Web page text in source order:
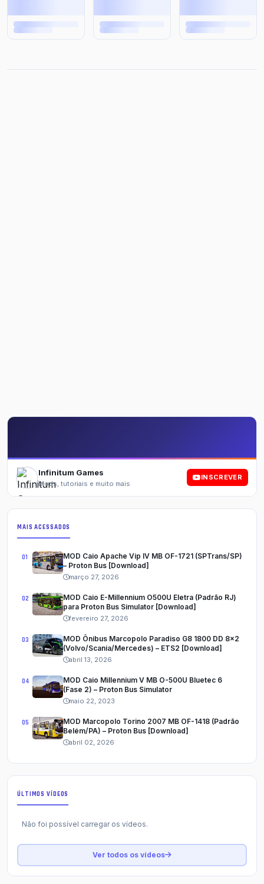
Infinitum Games
Mods, tutoriais e muito mais
INSCREVER
MAIS ACESSADOS
MOD Caio Apache Vip IV MB OF-1721 (SPTrans/SP)
– Proton Bus [Download]
março 27, 2026
MOD Caio E-Millennium O500U Eletra (Padrão RJ)
para Proton Bus Simulator [Download]
fevereiro 27, 2026
MOD Ônibus Marcopolo Paradiso G8 1800 DD 8x2
(Volvo/Scania/Mercedes) – ETS2 [Download]
abril 13, 2026
MOD Caio Millennium V MB O-500U Bluetec 6
(Fase 2) – Proton Bus Simulator
maio 22, 2023
MOD Marcopolo Torino 2007 MB OF-1418 (Padrão
Belém/PA) – Proton Bus [Download]
abril 02, 2026
ÚLTIMOS VÍDEOS
Não foi possível carregar os vídeos.
Ver todos os vídeos